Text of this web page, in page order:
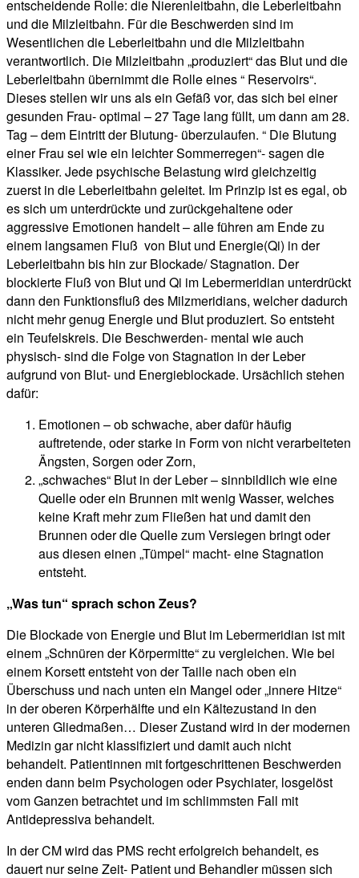
entscheidende Rolle: die Nierenleitbahn, die Leberleitbahn
und die Milzleitbahn. Für die Beschwerden sind im
Wesentlichen die Leberleitbahn und die Milzleitbahn
verantwortlich. Die Milzleitbahn „produziert“ das Blut und die
Leberleitbahn übernimmt die Rolle eines “ Reservoirs“.
Dieses stellen wir uns als ein Gefäß vor, das sich bei einer
gesunden Frau- optimal – 27 Tage lang füllt, um dann am 28.
Tag – dem Eintritt der Blutung- überzulaufen. “ Die Blutung
einer Frau sei wie ein leichter Sommerregen“- sagen die
Klassiker. Jede psychische Belastung wird gleichzeitig
zuerst in die Leberleitbahn geleitet. Im Prinzip ist es egal, ob
es sich um unterdrückte und zurückgehaltene oder
aggressive Emotionen handelt – alle führen am Ende zu
einem langsamen Fluß von Blut und Energie(Qi) in der
Leberleitbahn bis hin zur Blockade/ Stagnation. Der
blockierte Fluß von Blut und Qi im Lebermeridian unterdrückt
dann den Funktionsfluß des Milzmeridians, welcher dadurch
nicht mehr genug Energie und Blut produziert. So entsteht
ein Teufelskreis. Die Beschwerden- mental wie auch
physisch- sind die Folge von Stagnation in der Leber
aufgrund von Blut- und Energieblockade. Ursächlich stehen
dafür:
Emotionen – ob schwache, aber dafür häufig
auftretende, oder starke in Form von nicht verarbeiteten
Ängsten, Sorgen oder Zorn,
„schwaches“ Blut in der Leber – sinnbildlich wie eine
Quelle oder ein Brunnen mit wenig Wasser, welches
keine Kraft mehr zum Fließen hat und damit den
Brunnen oder die Quelle zum Versiegen bringt oder
aus diesen einen „Tümpel“ macht- eine Stagnation
entsteht.
„Was tun“ sprach schon Zeus?
Die Blockade von Energie und Blut im Lebermeridian ist mit
einem „Schnüren der Körpermitte“ zu vergleichen. Wie bei
einem Korsett entsteht von der Taille nach oben ein
Überschuss und nach unten ein Mangel oder „innere Hitze“
in der oberen Körperhälfte und ein Kältezustand in den
unteren Gliedmaßen… Dieser Zustand wird in der modernen
Medizin gar nicht klassifiziert und damit auch nicht
behandelt. Patientinnen mit fortgeschrittenen Beschwerden
enden dann beim Psychologen oder Psychiater, losgelöst
vom Ganzen betrachtet und im schlimmsten Fall mit
Antidepressiva behandelt.
In der CM wird das PMS recht erfolgreich behandelt, es
dauert nur seine Zeit- Patient und Behandler müssen sich